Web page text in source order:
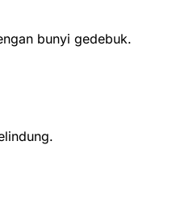
bunyi gedebuk.